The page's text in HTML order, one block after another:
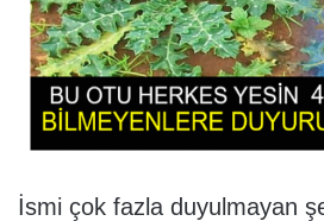
İsmi çok fazla duyulmayan